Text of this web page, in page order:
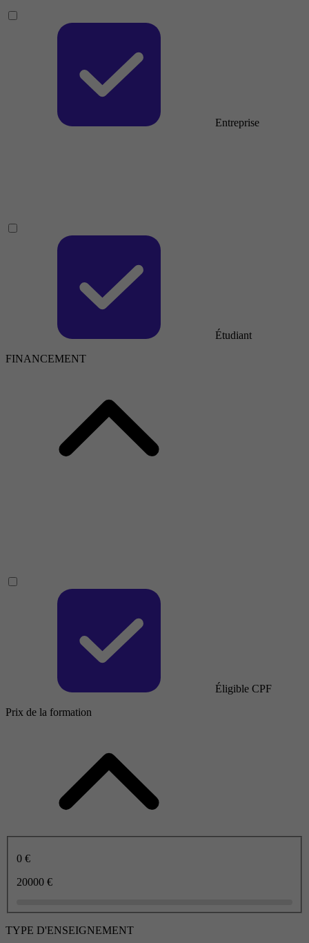
Entreprise
Étudiant
FINANCEMENT
Éligible CPF
Prix de la formation
0 €
20000 €
TYPE D'ENSEIGNEMENT